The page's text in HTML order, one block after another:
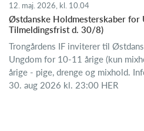
12. maj. 2026, kl. 10.04
Østdanske Holdmesterskaber for
Tilmeldingsfrist d. 30/8)
Trongårdens IF inviterer til
Ungdom for 10-11 årige (kun
årige - pige, drenge og mixhold.
30. aug 2026 kl. 23:00 HER